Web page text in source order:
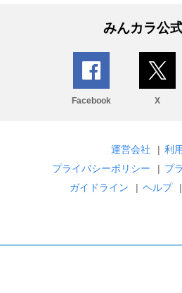
みんカラ公
Facebook X
運営会社 | 利
プライバシーポリシー
| プ
ガイドライン
| ヘルプ |